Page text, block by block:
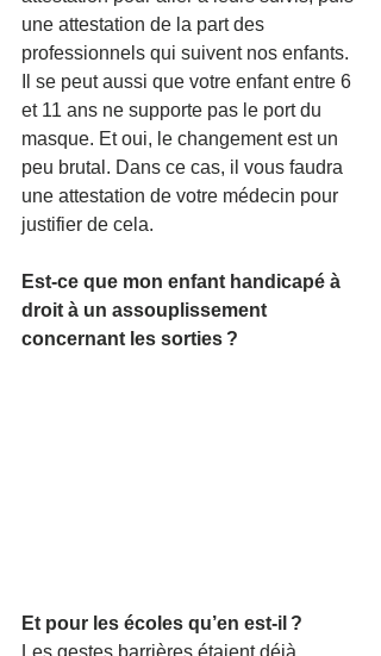
une attestation de la part des
professionnels qui suivent nos enfants.
Il se peut aussi que votre enfant entre 6
et 11 ans ne supporte pas le port du
masque. Et oui, le changement est un
peu brutal. Dans ce cas, il vous faudra
une attestation de votre médecin pour
justifier de cela.
Est-ce que mon enfant handicapé à
droit à un assouplissement
concernant les sorties ?
Et pour les écoles qu’en est-il ?